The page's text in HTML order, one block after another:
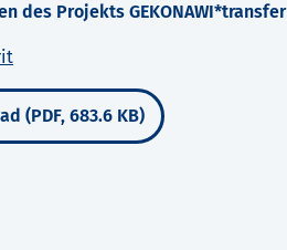
des Projekts GEKONAWI*transfer
(PDF, 683.6 KB)